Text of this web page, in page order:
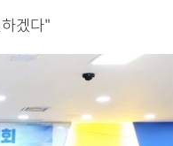
겠다"